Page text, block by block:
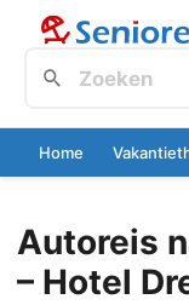
Home
Autoreis
– Hotel